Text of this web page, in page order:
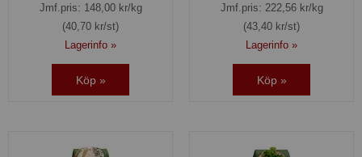
Jmf.pris: 148,00kr/kg
(40,70 kr/st)
Lagerinfo »
Köp »
Jmf.pris: 222,56kr/kg
(43,40 kr/st)
Lagerinfo »
Köp »